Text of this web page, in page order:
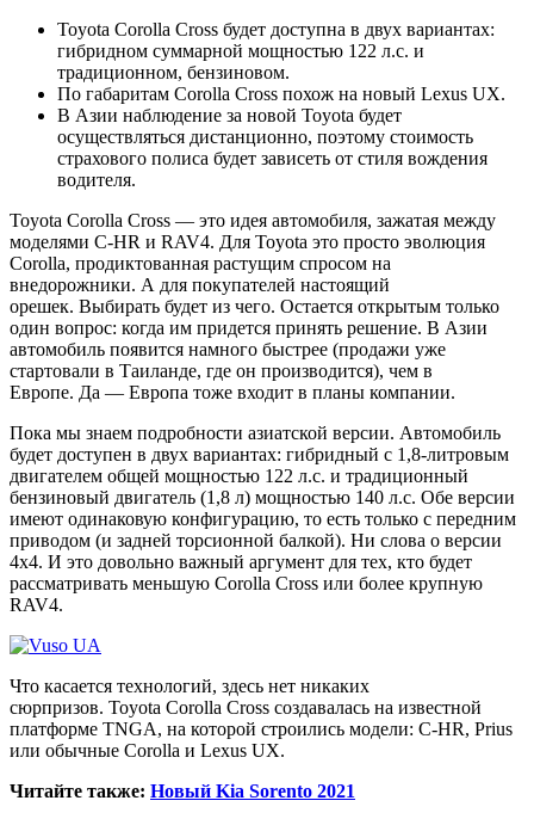
Toyota Corolla Cross будет доступна в двух вариантах:
гибридном суммарной мощностью 122 л.с. и
традиционном, бензиновом.
По габаритам Corolla Cross похож на новый Lexus UX.
В Азии наблюдение за новой Toyota будет
осуществляться дистанционно, поэтому стоимость
страхового полиса будет зависеть от стиля вождения
водителя.
Toyota Corolla Cross — это идея автомобиля, зажатая между
моделями C-HR и RAV4. Для Toyota это просто эволюция
Corolla, продиктованная растущим спросом на
внедорожники. А для покупателей настоящий
орешек. Выбирать будет из чего. Остается открытым только
один вопрос: когда им придется принять решение. В Азии
автомобиль появится намного быстрее (продажи уже
стартовали в Таиланде, где он производится), чем в
Европе. Да — Европа тоже входит в планы компании.
Пока мы знаем подробности азиатской версии. Автомобиль
будет доступен в двух вариантах: гибридный с 1,8-литровым
двигателем общей мощностью 122 л.с. и традиционный
бензиновый двигатель (1,8 л) мощностью 140 л.с. Обе версии
имеют одинаковую конфигурацию, то есть только с передним
приводом (и задней торсионной балкой). Ни слова о версии
4х4. И это довольно важный аргумент для тех, кто будет
рассматривать меньшую Corolla Cross или более крупную
RAV4.
Что касается технологий, здесь нет никаких
сюрпризов. Toyota Corolla Cross создавалась на известной
платформе TNGA, на которой строились модели: C-HR, Prius
или обычные Corolla и Lexus UX.
Читайте также: Новый Kia Sorento 2021